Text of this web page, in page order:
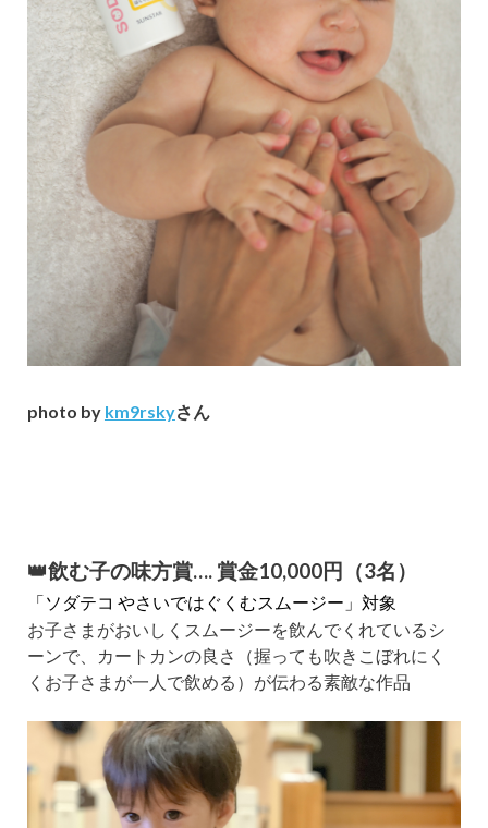
photo by km9rskyさん
👑飲む子の味方賞…. 賞金10,000円（3名）
「ソダテコ やさいではぐくむスムージー」対象
お子さまがおいしくスムージーを飲んでくれているシ
ーンで、カートカンの良さ（握っても吹きこぼれにく
くお子さまが一人で飲める）が伝わる素敵な作品